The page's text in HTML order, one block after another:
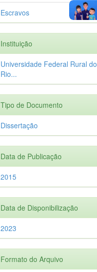
Escravos
Instituição
Universidade Federal Rural do
Rio...
Tipo de Documento
Dissertação
Data de Publicação
2015
Data de Disponibilização
2023
Formato do Arquivo